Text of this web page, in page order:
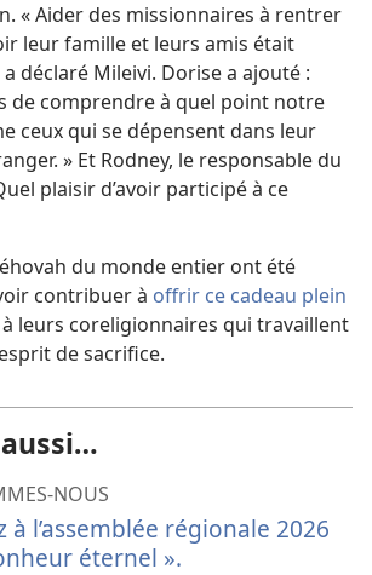
« Aider des missionnaires à rentrer
leur famille et leurs amis était
déclaré Mileivi. Dorise a ajouté :
de comprendre à quel point notre
ceux qui se dépensent dans leur
» Et Rodney, le responsable du
plaisir d’avoir participé à ce
du monde entier ont été
contribuer à offrir ce cadeau plein
leurs coreligionnaires qui travaillent
de sacrifice.
NOUS
à l’assemblée régionale 2026
éternel ».